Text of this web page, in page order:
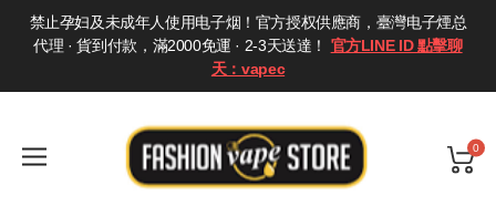
禁止孕妇及未成年人使用电子烟！官方授权供應商，臺灣电子煙总
代理 · 貨到付款，滿2000免運 · 2-3天送達！ 官方LINE ID 點擊聊
天：vapec
0